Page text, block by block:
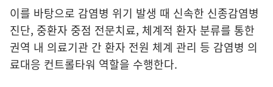
이를 바탕으로 감염병 위기 발생 때 신속한 신종감염병
진단, 중환자 중점 전문치료, 체계적 환자 분류를 통한
권역 내 의료기관 간 환자 전원 체계 관리 등 감염병 의
료대응 컨트롤타워 역할을 수행한다.